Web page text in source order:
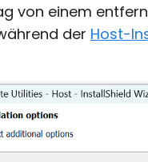
von einem
der Host-